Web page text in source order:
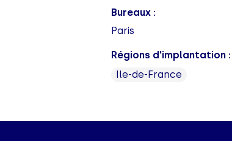
Bureaux :
Paris
Régions d'implantation :
Ile-de-France